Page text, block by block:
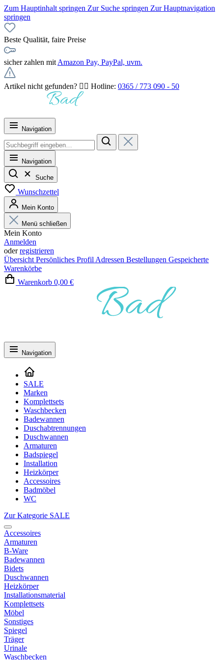
Zum Hauptinhalt springen Zur Suche springen Zur Hauptnavigation
springen
Beste Qualität, faire Preise
sicher zahlen mit Amazon Pay, PayPal, uvm.
Artikel nicht gefunden? 👉🏻 Hotline: 0365 / 773 090 - 50
Navigation
Navigation
Suche
Wunschzettel
Mein Konto
Menü schließen
Mein Konto
Anmelden
oderregistrieren
Übersicht Persönliches Profil Adressen Bestellungen Gespeicherte
Warenkörbe
Warenkorb 0,00 €
Navigation
SALE
Marken
Komplettsets
Waschbecken
Badewannen
Duschabtrennungen
Duschwannen
Armaturen
Badspiegel
Installation
Heizkörper
Accessoires
Badmöbel
WC
Zur Kategorie SALE
Accessoires
Armaturen
B-Ware
Badewannen
Bidets
Duschwannen
Heizkörper
Installationsmaterial
Komplettsets
Möbel
Sonstiges
Spiegel
Träger
Urinale
Waschbecken